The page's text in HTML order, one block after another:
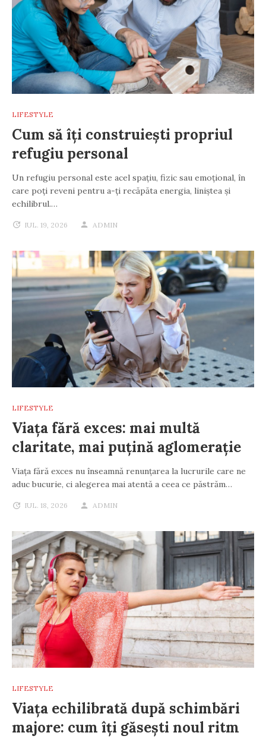
LIFESTYLE
Cum să îți construiești propriul
refugiu personal
Un refugiu personal este acel spațiu, fizic sau emoțional, în
care poți reveni pentru a-ți recăpăta energia, liniștea și
echilibrul.…
IUL. 19, 2026 ADMIN
LIFESTYLE
Viața fără exces: mai multă
claritate, mai puțină aglomerație
Viața fără exces nu înseamnă renunțarea la lucrurile care ne
aduc bucurie, ci alegerea mai atentă a ceea ce păstrăm…
IUL. 18, 2026 ADMIN
LIFESTYLE
Viața echilibrată după schimbări
majore: cum îți găsești noul ritm